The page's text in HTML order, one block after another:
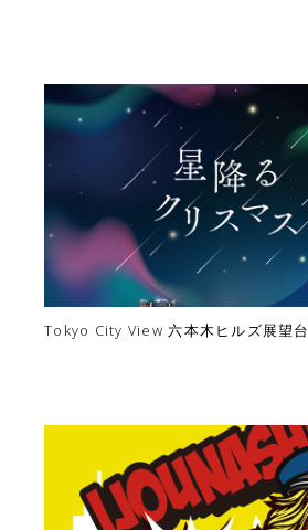
Tokyo City View 六本木ヒルズ展望台